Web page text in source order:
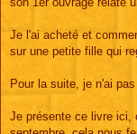
a
Je l'ai acheté et
sur une petite fille qui
Pour la suite, je n'ai
Je présente ce livre ici,